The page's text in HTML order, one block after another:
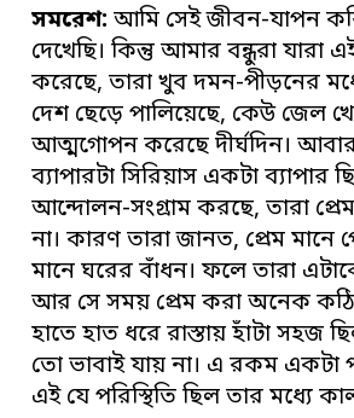
সমরেশ: আমি সেই জীবন-যাপন
দেখেছি। কিন্তু আমার বন্ধুরা যারা
করেছে, তারা খুব দমন-পীড়নের
দেশ ছেড়ে পালিয়েছে, কেউ জেল
আত্মগোপন করেছে দীর্ঘদিন।
ব্যাপারটা সিরিয়াস একটা ব্যাপার
আন্দোলন-সংগ্রাম করছে, তারা
না। কারণ তারা জানত, প্রেম মানে
মানে ঘরের বাঁধন। ফলে তারা
আর সে সময় প্রেম করা অনেক
হাতে হাত ধরে রাস্তায় হাঁটা সহজ
তো ভাবাই যায় না। এ রকম একটা
এই যে পরিস্থিতি ছিল তার মধ্যে